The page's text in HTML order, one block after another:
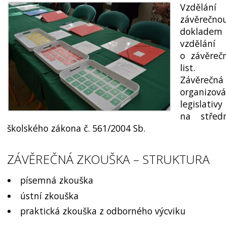
o
list.
na
školského zákona č. 561/2004 Sb.
ZÁVĚREČNÁ ZKOUŠKA – STRUKTURA
písemná zkouška
ústní zkouška
praktická zkouška z odborného výcviku